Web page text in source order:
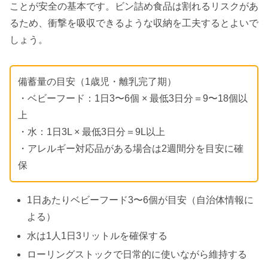
ことが安全の基本です。ビン詰め食品は割れるリスクがあ
るため、衝撃を吸収できるような収納を工夫するとよいで
しょう。
備蓄量の目安（1歳児・離乳完了期）
・ベビーフード：1日3〜6個 × 最低3日分＝9〜18個以
上
・水：1日3L × 最低3日分＝9L以上
・アレルギー対応品がある場合は2週間分を目安に確
保
1日あたりベビーフード3〜6個が目安（自治体情報に
よる）
水は1人1日3リットルを確保する
ローリングストックで日常的に使いながら維持する